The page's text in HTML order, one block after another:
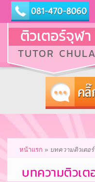
ติวเตอร์จุฬา
TUTOR CHULA
หน้าแรก » บทความติวเตอ
บทความติวเต